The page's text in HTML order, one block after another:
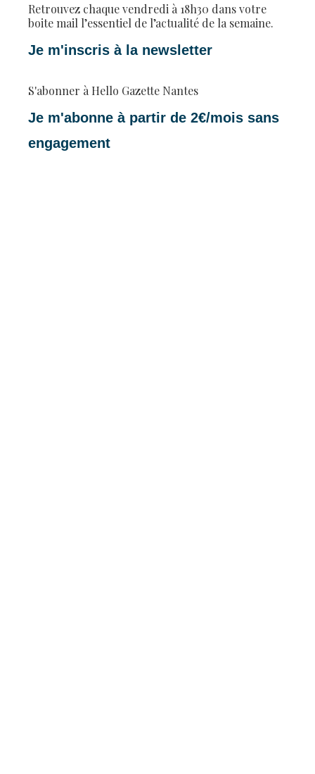
Retrouvez chaque vendredi à 18h30 dans votre
boite mail l’essentiel de l’actualité de la semaine.
Je m'inscris à la newsletter
S'abonner à Hello Gazette Nantes
Je m'abonne à partir de 2€/mois sans
engagement